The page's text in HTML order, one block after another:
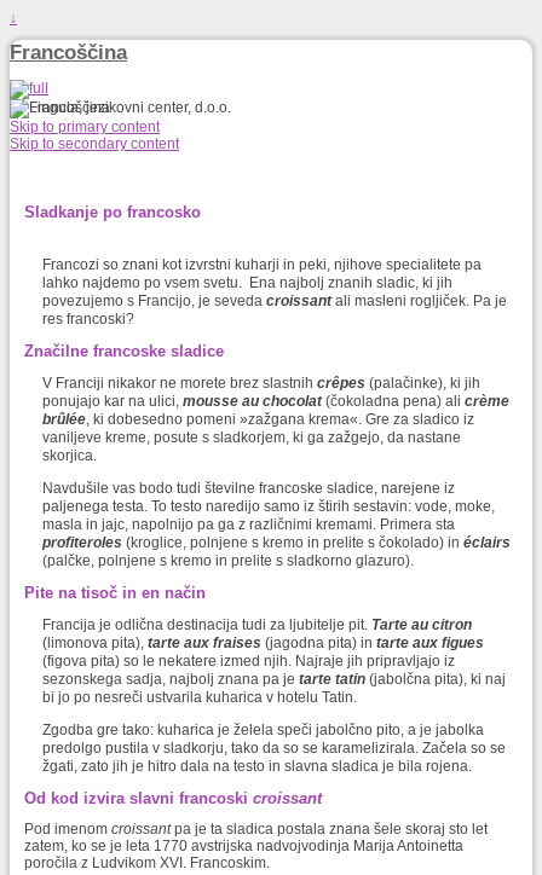
↓
Francoščina
Skip to primary content
Skip to secondary content
Sladkanje po francosko
Francozi so znani kot izvrstni kuharji in peki, njihove specialitete pa
lahko najdemo po vsem svetu. Ena najbolj znanih sladic, ki jih
povezujemo s Francijo, je seveda croissant ali masleni rogljiček. Pa je
res francoski?
Značilne francoske sladice
V Franciji nikakor ne morete brez slastnih crêpes (palačinke), ki jih
ponujajo kar na ulici, mousse au chocolat(čokoladna pena) ali crème
brûlée, ki dobesedno pomeni »zažgana krema«. Gre za sladico iz
vaniljeve kreme, posute s sladkorjem, ki ga zažgejo, da nastane
skorjica.
Navdušile vas bodo tudi številne francoske sladice, narejene iz
paljenega testa. To testo naredijo samo iz štirih sestavin: vode, moke,
masla in jajc, napolnijo pa ga z različnimi kremami. Primera sta
profiteroles (kroglice, polnjene s kremo in prelite s čokolado) in éclairs
(palčke, polnjene s kremo in prelite s sladkorno glazuro).
Pite na tisoč in en način
Francija je odlična destinacija tudi za ljubitelje pit. Tarte au citron
(limonova pita), tarte aux fraises (jagodna pita) in tarte aux figues
(figova pita) so le nekatere izmed njih. Najraje jih pripravljajo iz
sezonskega sadja, najbolj znana pa je tarte tatin (jabolčna pita), ki naj
bi jo po nesreči ustvarila kuharica v hotelu Tatin.
Zgodba gre tako: kuharica je želela speči jabolčno pito, a je jabolka
predolgo pustila v sladkorju, tako da so se karamelizirala. Začela so se
žgati, zato jih je hitro dala na testo in slavna sladica je bila rojena.
Od kod izvira slavni francoski croissant
Pod imenom croissantpa je ta sladica postala znana šele skoraj sto let
zatem, ko se je leta 1770 avstrijska nadvojvodinja Marija Antoinetta
poročila z Ludvikom XVI. Francoskim.